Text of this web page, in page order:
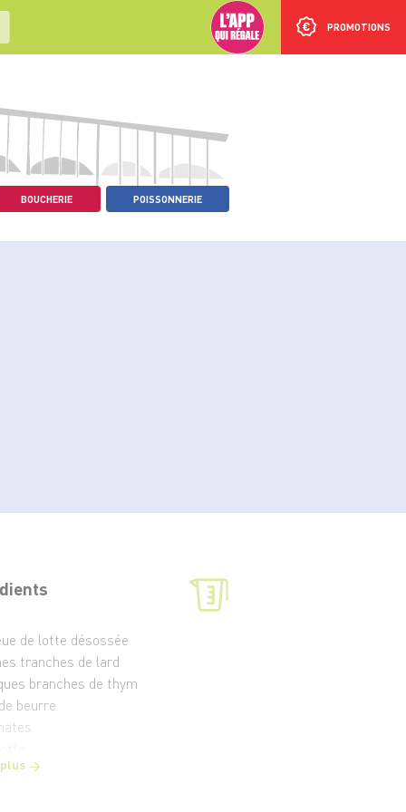
PROMOTIONS
BOUCHERIE POISSONNERIE
de lotte désossée
tranches de lard
branches de thym
beurre
de céleri